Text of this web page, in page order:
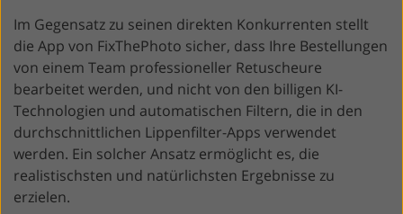
Im Gegensatz zu seinen direkten Konkurrenten stellt
die App von FixThePhoto sicher, dass Ihre Bestellungen
von einem Team professioneller Retuscheure
bearbeitet werden, und nicht von den billigen KI-
Technologien und automatischen Filtern, die in den
durchschnittlichen Lippenfilter-Apps verwendet
werden. Ein solcher Ansatz ermöglicht es, die
realistischsten und natürlichsten Ergebnisse zu
erzielen.